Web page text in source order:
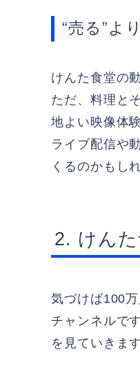
“売る”よ
けんた食堂の
ただ、料理と
地よい映像体
ライブ配信や
くるのかもし
けん
気づけば100
チャンネルで
を見ていきます